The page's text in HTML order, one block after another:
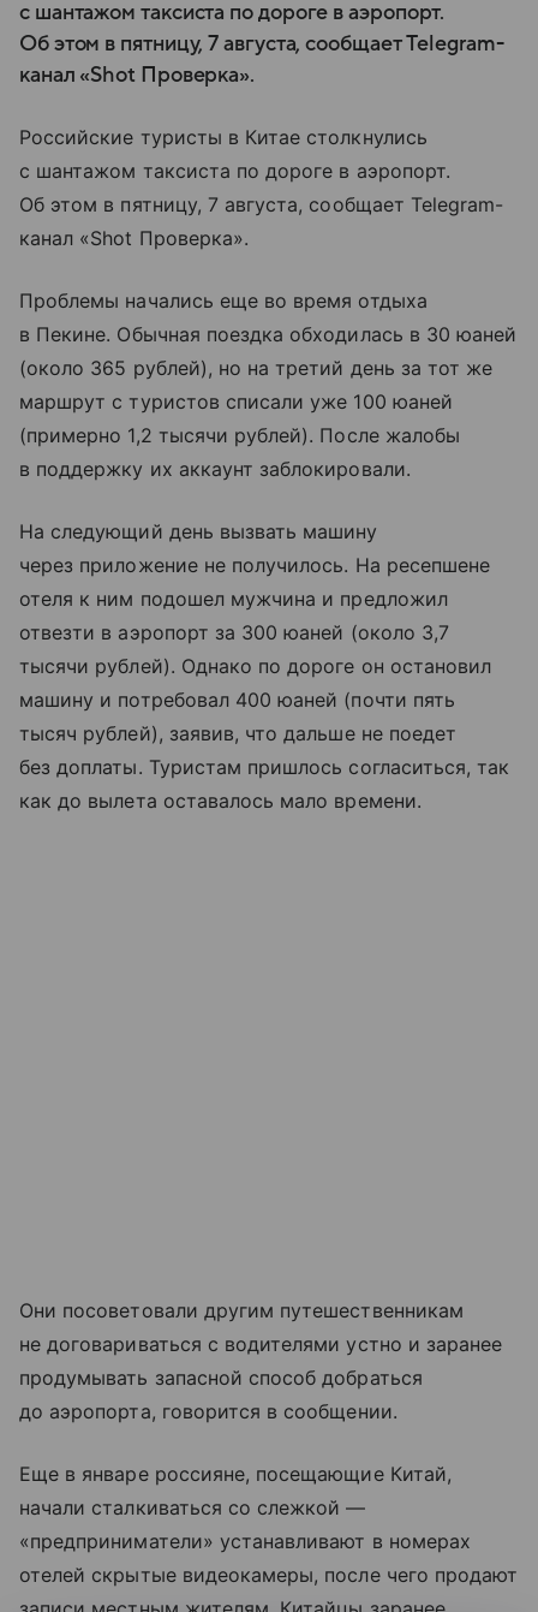
с шантажом таксиста по дороге в аэропорт.
Об этом в пятницу, 7 августа, сообщает Telegram-
канал «Shot Проверка».
Российские туристы в Китае столкнулись
с шантажом таксиста по дороге в аэропорт.
Об этом в пятницу, 7 августа, сообщает Telegram-
канал «Shot Проверка».
Проблемы начались еще во время отдыха
в Пекине. Обычная поездка обходилась в 30 юаней
(около 365 рублей), но на третий день за тот же
маршрут с туристов списали уже 100 юаней
(примерно 1,2 тысячи рублей). После жалобы
в поддержку их аккаунт заблокировали.
На следующий день вызвать машину
через приложение не получилось. На ресепшене
отеля к ним подошел мужчина и предложил
отвезти в аэропорт за 300 юаней (около 3,7
тысячи рублей). Однако по дороге он остановил
машину и потребовал 400 юаней (почти пять
тысяч рублей), заявив, что дальше не поедет
без доплаты. Туристам пришлось согласиться, так
как до вылета оставалось мало времени.
Они посоветовали другим путешественникам
не договариваться с водителями устно и заранее
продумывать запасной способ добраться
до аэропорта, говорится в сообщении.
Еще в январе россияне, посещающие Китай,
начали сталкиваться со слежкой —
«предприниматели» устанавливают в номерах
отелей скрытые видеокамеры, после чего продают